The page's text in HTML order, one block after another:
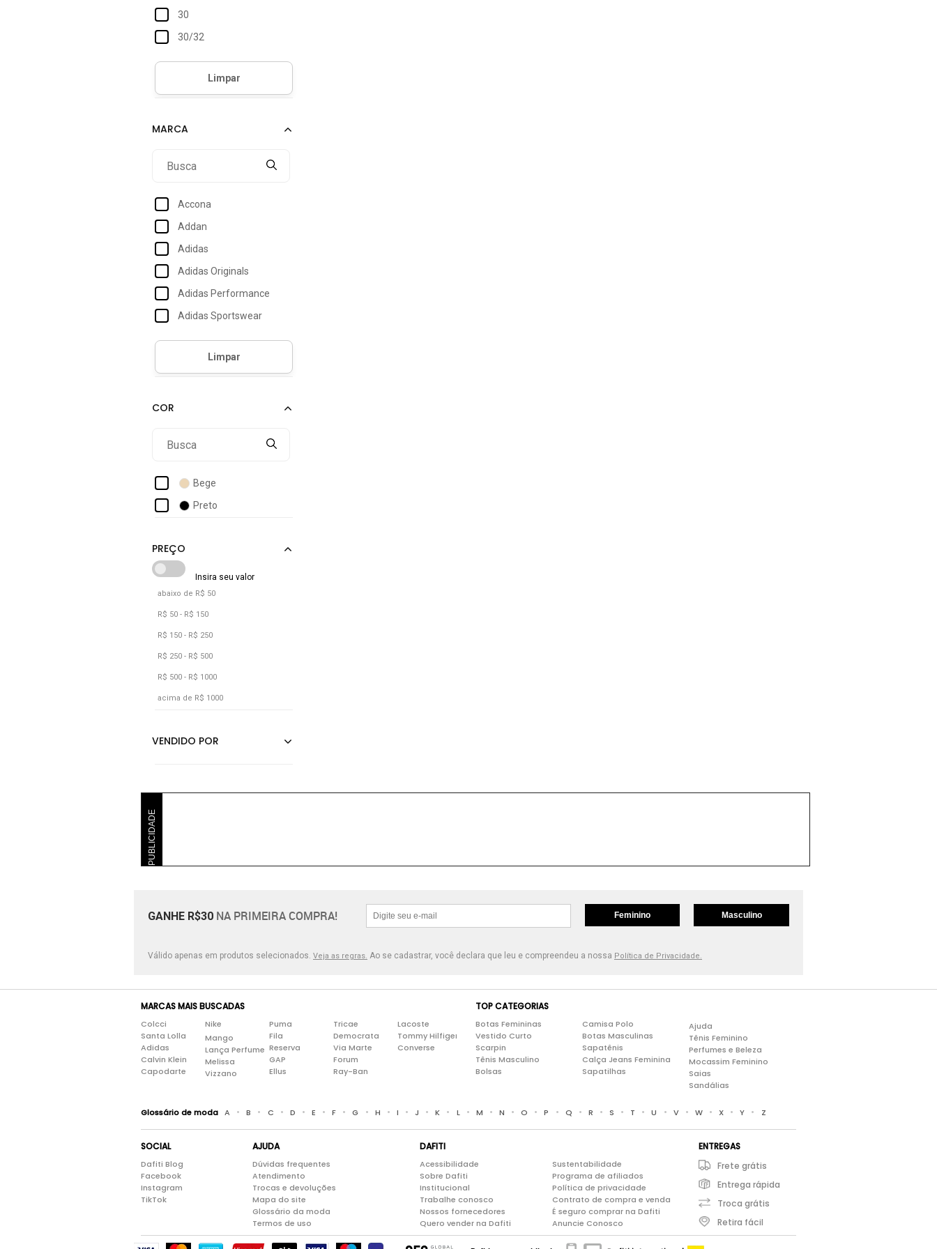
30
30/32
30/34
32/32
33
Accona
Addan
Adidas
Adidas Originals
Adidas Performance
Adidas Sportswear
Adrun
Angipé
Asics
Bee Happy
Bertelli
Bege
Preto
abaixo de R$ 50
R$ 50 - R$ 150
R$ 150 - R$ 250
R$ 250 - R$ 500
R$ 500 - R$ 1000
acima de R$ 1000
PUBLICIDADE
GANHE R$30 NA PRIMEIRA COMPRA! Feminino Masculino
Válido apenas em produtos selecionados. Veja as regras. Ao se cadastrar, você declara que leu e compreendeu a nossa Política de Privacidade.
MARCAS MAIS BUSCADAS
Colcci
Santa Lolla
Adidas
Calvin Klein
Capodarte
Nike
Mango
Lança Perfume
Melissa
Vizzano
Puma
Fila
Reserva
GAP
Ellus
Tricae
Democrata
Via Marte
Forum
Ray-Ban
Lacoste
Tommy Hilfiger
Converse
TOP CATEGORIAS
Botas Femininas
Vestido Curto
Scarpin
Tênis Masculino
Bolsas
Camisa Polo
Botas Masculinas
Sapatênis
Calça Jeans Feminina
Sapatilhas
Ajuda
Tênis Feminino
Perfumes e Beleza
Mocassim Feminino
Saias
Sandálias
Glossário de moda A • B • C • D • E • F • G • H • I • J • K • L • M • N • O • P • Q • R • S • T • U • V • W • X • Y • Z
SOCIAL
Dafiti Blog
Facebook
Instagram
TikTok
AJUDA
Dúvidas frequentes
Atendimento
Trocas e devoluções
Mapa do site
Glossário da moda
Termos de uso
DAFITI
Acessibilidade
Sobre Dafiti
Institucional
Trabalhe conosco
Nossos fornecedores
Quero vender na Dafiti
Sustentabilidade
Programa de afiliados
Política de privacidade
Contrato de compra e venda
É seguro comprar na Dafiti
Anuncie Conosco
ENTREGAS
Frete grátis
Entrega rápida
Troca grátis
Retira fácil